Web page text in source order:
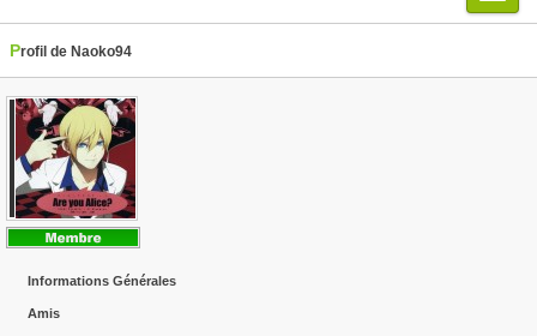
Profil de Naoko94
Informations Générales
Amis